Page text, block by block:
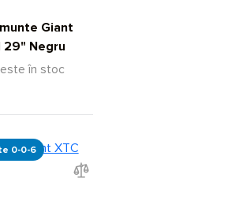
Giant
29" Negru
în stoc
0-0-6